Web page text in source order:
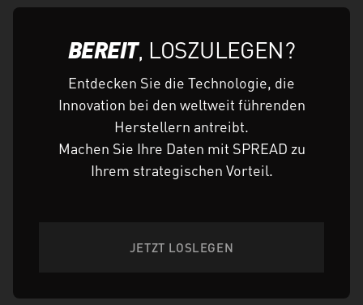
BEREIT, LOSZULEGEN?
Entdecken Sie die Technologie, die
Innovation bei den weltweit führenden
Herstellern antreibt.
Machen Sie Ihre Daten mit SPREAD zu
Ihrem strategischen Vorteil.
JETZT LOSLEGEN